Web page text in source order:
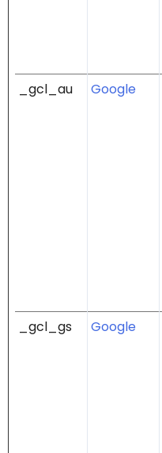
_gcl_au Google
_gcl_gs Google